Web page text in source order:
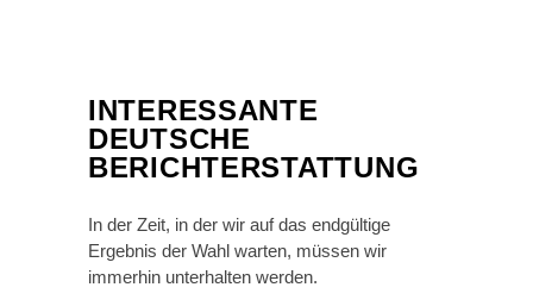
INTERESSANTE
DEUTSCHE
BERICHTERSTATTUNG
In der Zeit, in der wir auf das endgültige
Ergebnis der Wahl warten, müssen wir
immerhin unterhalten werden.